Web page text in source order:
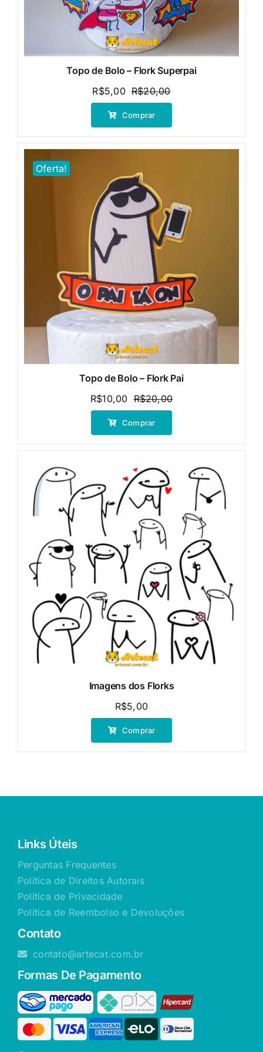
Topo de Bolo – Flork Superpai
R$20,00O
preço
era:
R$5,00
O
preço
é:
Comprar
Oferta!
Topo de Bolo – Flork Pai
R$20,00O
preço
R$10,00
O
preço
Comprar
Imagens dos Florks
R$5,00
Comprar
Links Úteis
Perguntas Frequentes
Política de Direitos Autorais
Política de Privacidade
Política de Reembolso e Devoluções
Contato
contato@artecat.com.br
Formas De Pagamento